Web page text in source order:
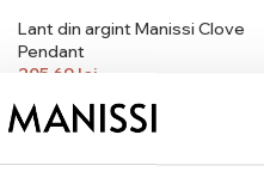
Lant din argint Manissi Clove
Pendant
205,69 lei